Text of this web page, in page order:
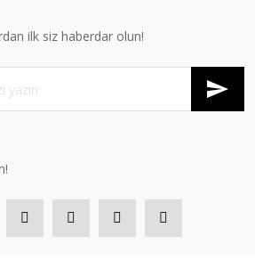
ilk siz haberdar olun!